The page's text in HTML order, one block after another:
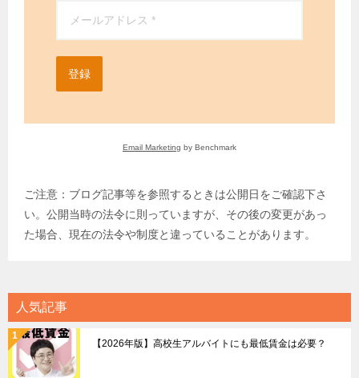
登録
Email Marketing by Benchmark
ご注意：ブログ記事等を参照するときは公開日をご確認下さ
い。公開当時の法令に則っていますが、その後の変更があっ
た場合、現在の法令や制度と違っていることがあります。
人気記事
【2026年版】高校生アルバイトにも最低賃金は必要？